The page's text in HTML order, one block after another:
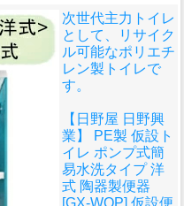
次世代主力トイレ
として、リサイク
ル可能なポリエチ
レン製トイレで
す。
【日野屋 日野興
業】 PE製 仮設ト
イレ ポンプ式簡
易水洗タイプ 洋
式 陶器製便器
[GX-WQP] 仮設便